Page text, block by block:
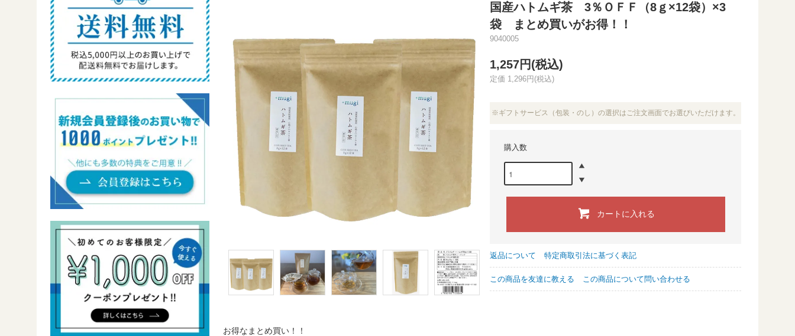
国産ハトムギ茶 3％ＯＦＦ（8ｇ×12袋）×3
袋 まとめ買いがお得！！
9040005
1,257円(税込)
定価 1,296円(税込)
※ギフトサービス（包装・のし）の選択はご注文画面でお選びいただけます。
購入数
カートに入れる
返品について 特定商取引法に基づく表記
この商品を友達に教える この商品について問い合わせる
お得なまとめ買い！！